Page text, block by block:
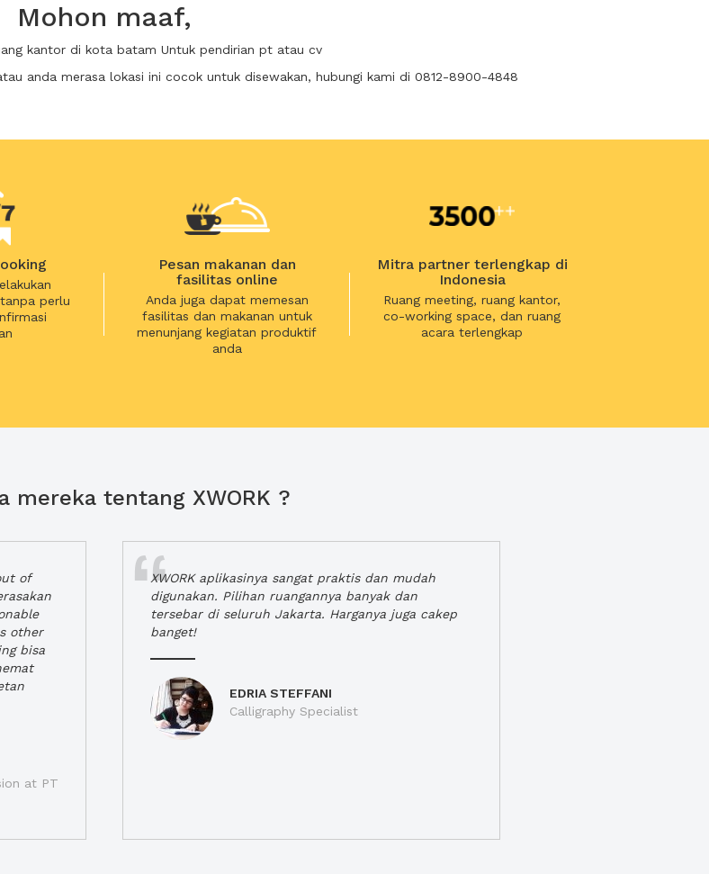
Mohon maaf,
kantor di kota batam Untuk pendirian pt atau cv
anda merasa lokasi ini cocok untuk disewakan, hubungi kami di 0812-8900-4848
perlu
Pesan makanan dan
fasilitas online
Anda juga dapat memesan
fasilitas dan makanan untuk
menunjang kegiatan produktif
anda
Mitra partner terlengkap di
Indonesia
Ruang meeting, ruang kantor,
co-working space, dan ruang
acara terlengkap
mereka tentang XWORK ?
of
other
bisa
at PT
XWORK aplikasinya sangat praktis dan mudah
digunakan. Pilihan ruangannya banyak dan
tersebar di seluruh Jakarta. Harganya juga cakep
banget!
EDRIA STEFFANI
Calligraphy Specialist